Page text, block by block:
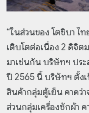
“ในส่วนของ โตชิบา ไ
เติบโตต่อเนื่อง 2 ดิจิ
มาเช่นกัน บริษัทฯ ประ
ปี 2565 นี้ บริษัทฯ ตั้ง
สินค้ากลุ่มตู้เย็น คาดว่า
ส่วนกลุ่มเครื่องซักผ้า ค